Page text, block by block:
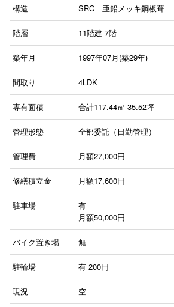
構造 SRC 亜鉛メッキ鋼板葺
階層 11階建 7階
築年月 1997年07月(築29年)
間取り 4LDK
専有面積 合計117.44㎡ 35.52坪
管理形態 全部委託（日勤管理）
管理費 月額27,000円
修繕積立金 月額17,600円
駐車場
有
月額50,000円
バイク置き場 無
駐輪場 有200円
現況 空